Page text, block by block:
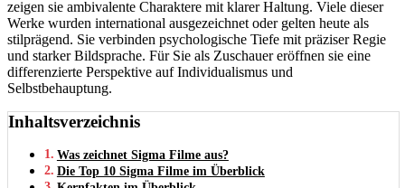
zeigen sie ambivalente Charaktere mit klarer Haltung. Viele dieser
Werke wurden international ausgezeichnet oder gelten heute als
stilprägend. Sie verbinden psychologische Tiefe mit präziser Regie
und starker Bildsprache. Für Sie als Zuschauer eröffnen sie eine
differenzierte Perspektive auf Individualismus und
Selbstbehauptung.
Inhaltsverzeichnis
Was zeichnet Sigma Filme aus?
Die Top 10 Sigma Filme im Überblick